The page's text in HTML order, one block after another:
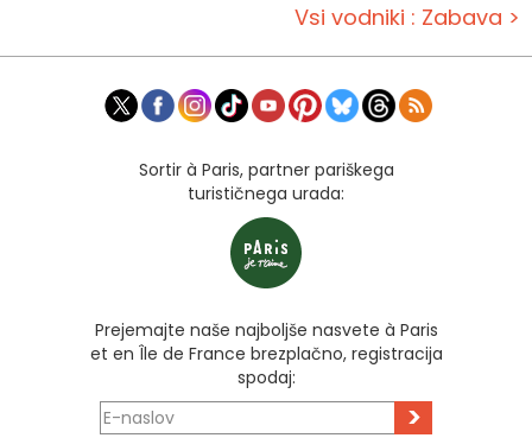
Vsi vodniki : Zabava >
Sortir à Paris, partner pariškega
turističnega urada:
Prejemajte naše najboljše nasvete à Paris
et en Île de France brezplačno, registracija
spodaj:
>